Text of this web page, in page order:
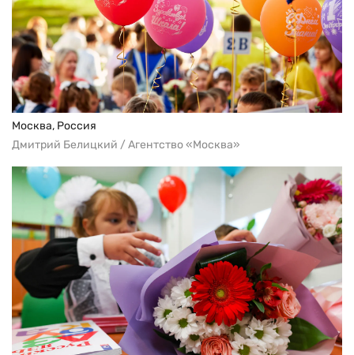
Москва, Россия
Дмитрий Белицкий / Агентство «Москва»